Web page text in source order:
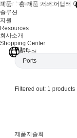
제품
솔루션
지원
Resources
회사소개
Shopping Center
한국어
홈 제품 서버 어댑터
Filter
Ports
Dual-port (1)
Filtered out: 1 products
제품지 솔회